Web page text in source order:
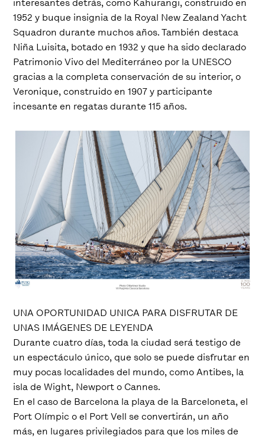
interesantes detrás, como Kahurangi, construido en
1952 y buque insignia de la Royal New Zealand Yacht
Squadron durante muchos años. También destaca
Niña Luisita, botado en 1932 y que ha sido declarado
Patrimonio Vivo del Mediterráneo por la UNESCO
gracias a la completa conservación de su interior, o
Veronique, construido en 1907 y participante
incesante en regatas durante 115 años.
UNA OPORTUNIDAD UNICA PARA DISFRUTAR DE
UNAS IMÁGENES DE LEYENDA
Durante cuatro días, toda la ciudad será testigo de
un espectáculo único, que solo se puede disfrutar en
muy pocas localidades del mundo, como Antibes, la
isla de Wight, Newport o Cannes.
En el caso de Barcelona la playa de la Barceloneta, el
Port Olímpic o el Port Vell se convertirán, un año
más, en lugares privilegiados para que los miles de